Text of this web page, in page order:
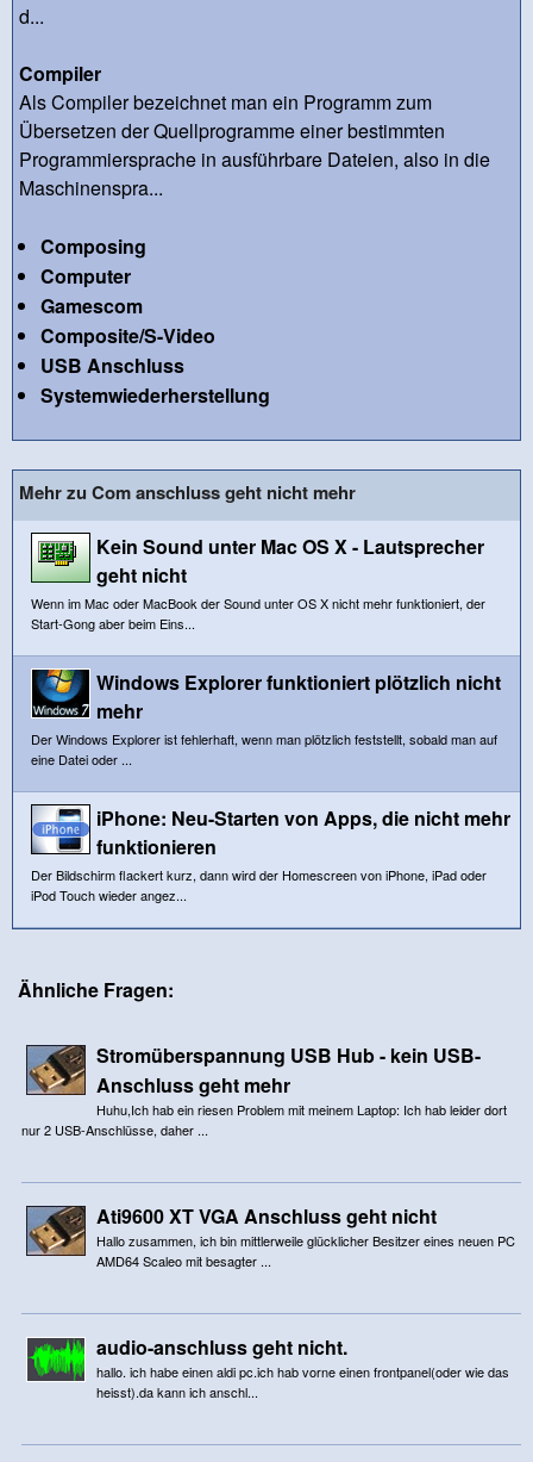
d...
Compiler
Als Compiler bezeichnet man ein Programm zum
Übersetzen der Quellprogramme einer bestimmten
Programmiersprache in ausführbare Dateien, also in die
Maschinenspra...
Composing
Computer
Gamescom
Composite/S-Video
USB Anschluss
Systemwiederherstellung
Mehr zu Com anschluss geht nicht mehr
Kein Sound unter Mac OS X - Lautsprecher
geht nicht
Wenn im Mac oder MacBook der Sound unter OS X nicht mehr funktioniert, der
Start-Gong aber beim Eins...
Windows Explorer funktioniert plötzlich nicht
mehr
Der Windows Explorer ist fehlerhaft, wenn man plötzlich feststellt, sobald man auf
eine Datei oder ...
iPhone: Neu-Starten von Apps, die nicht mehr
funktionieren
Der Bildschirm flackert kurz, dann wird der Homescreen von iPhone, iPad oder
iPod Touch wieder angez...
Ähnliche Fragen:
Stromüberspannung USB Hub - kein USB-
Anschluss geht mehr
Huhu,Ich hab ein riesen Problem mit meinem Laptop: Ich hab leider dort
nur 2 USB-Anschlüsse, daher ...
Ati9600 XT VGA Anschluss geht nicht
Hallo zusammen, ich bin mittlerweile glücklicher Besitzer eines neuen PC
AMD64 Scaleo mit besagter ...
audio-anschluss geht nicht.
hallo. ich habe einen aldi pc.ich hab vorne einen frontpanel(oder wie das
heisst).da kann ich anschl...